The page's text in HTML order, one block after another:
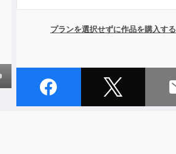
プランを選択せずに作品を購入する